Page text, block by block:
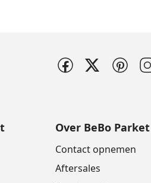
Over BeBo Parket
Contact opnemen
Aftersales